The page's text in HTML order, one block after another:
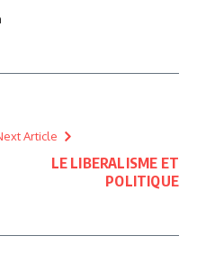
Article
LE LIBERALISME ET
POLITIQUE